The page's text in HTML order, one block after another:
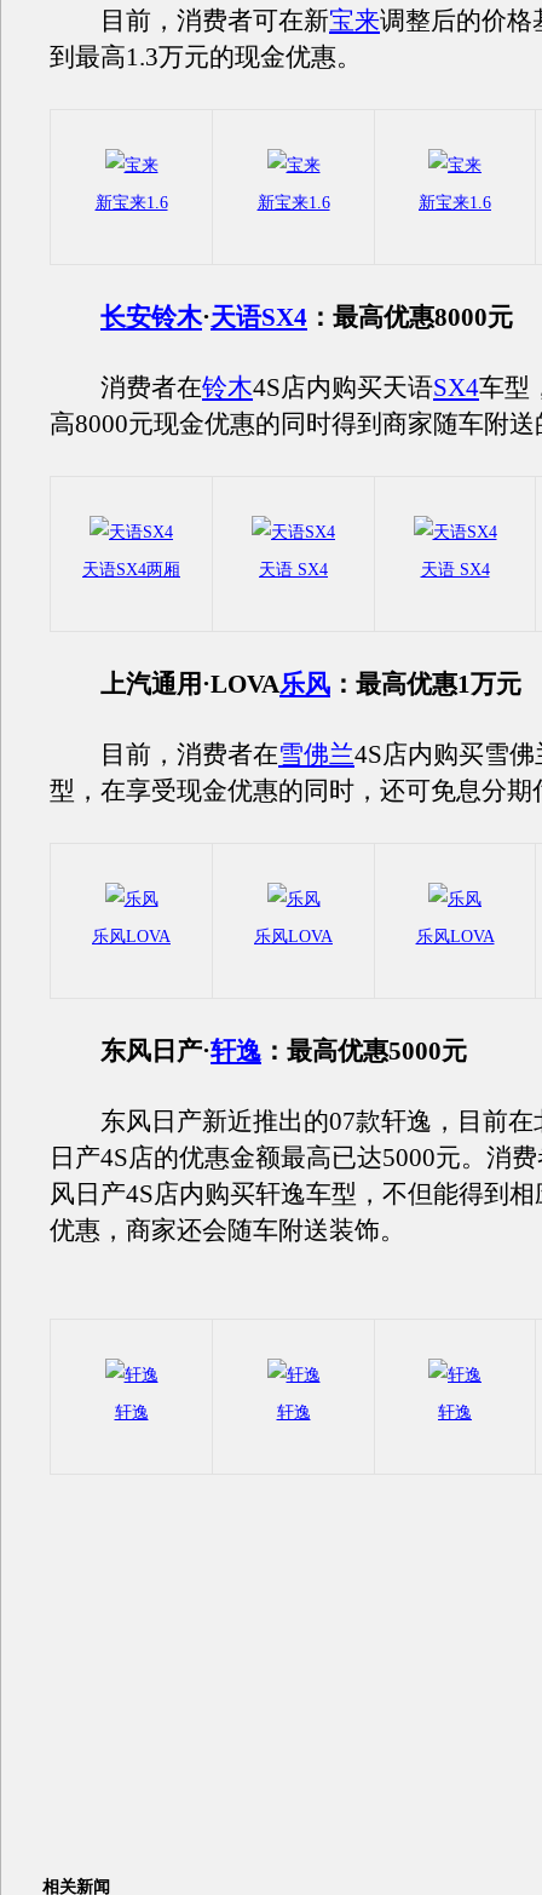
目前，消费者可在新宝来调整后的价格
到最高1.3万元的现金优惠。
新宝来1.6 新宝来1.6 新宝来1.6
长安铃木·天语SX4 ：最高优惠8000元
消费者在铃木4S店内购买天语SX4车型
高8000元现金优惠的同时得到商家随车附
天语SX4两厢 天语 SX4 天语 SX4
上汽通用·LOVA乐风 ：最高优惠1万元
目前，消费者在雪佛兰4S店内购买雪
型，在享受现金优惠的同时，还可免息分期
乐风LOVA 乐风LOVA 乐风LOVA
东风日产·轩逸：最高优惠5000元
东风日产新近推出的07款轩逸，目前在
日产4S店的优惠金额最高已达5000元。消
风日产4S店内购买轩逸车型，不但能得到
优惠，商家还会随车附送装饰。
轩逸 轩逸 轩逸
相关新闻